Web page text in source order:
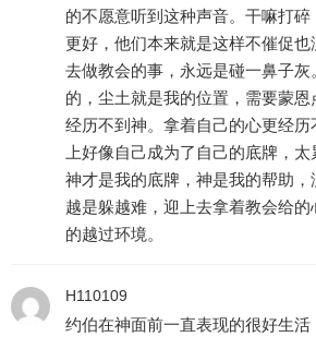
的不愿意听到这种声音。干嘛打
更好，他们本来就是这样不催促
去做教会的事，永远是碰一鼻子
的，尘土就是我的位置，需要蒙
经历不到神。拿着自己的心更经
上好像自己成为了自己的底牌，
神才是我的底牌，神是我的帮助，
越是躲越难，迎上去拿着教会给
的越过环境。
H110109
约伯在神面前一直表现的很好生